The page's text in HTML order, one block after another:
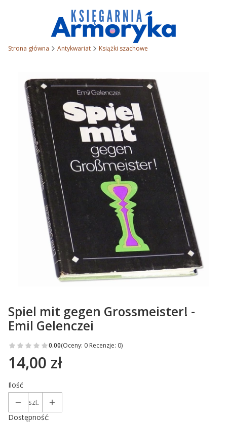
Strona główna Antykwariat Książki szachowe
Spiel mit gegen Grossmeister! -
Emil Gelenczei
0.00(Oceny: 0 Recenzje: 0)
Cena
14,00 zł
Ilość
szt.
Dostępność: